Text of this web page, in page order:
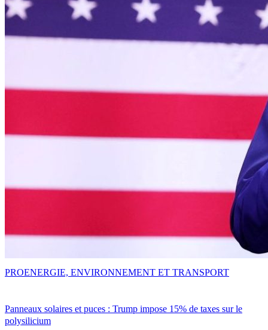
Panneaux solaires et puces : Trump impose 15% de taxes sur le
polysilicium
PROENERGIE, ENVIRONNEMENT ET TRANSPORT